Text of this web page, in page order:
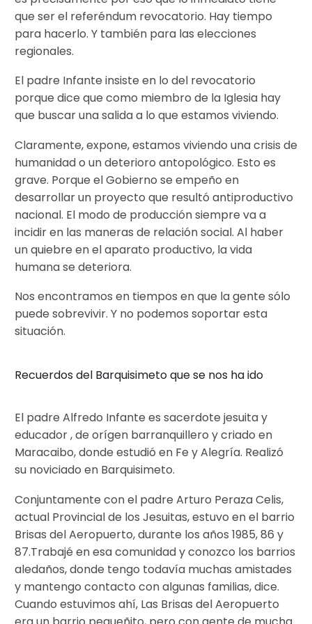
que ser el referéndum revocatorio. Hay tiempo
para hacerlo. Y también para las elecciones
regionales.
El padre Infante insiste en lo del revocatorio
porque dice que como miembro de la Iglesia hay
que buscar una salida a lo que estamos viviendo.
Claramente, expone, estamos viviendo una crisis de
humanidad o un deterioro antopológico. Esto es
grave. Porque el Gobierno se empeño en
desarrollar un proyecto que resultó antiproductivo
nacional. El modo de producción siempre va a
incidir en las maneras de relación social. Al haber
un quiebre en el aparato productivo, la vida
humana se deteriora.
Nos encontramos en tiempos en que la gente sólo
puede sobrevivir. Y no podemos soportar esta
situación.
Recuerdos del Barquisimeto que se nos ha ido
El padre Alfredo Infante es sacerdote jesuita y
educador , de orígen barranquillero y criado en
Maracaibo, donde estudió en Fe y Alegría. Realizó
su noviciado en Barquisimeto.
Conjuntamente con el padre Arturo Peraza Celis,
actual Provincial de los Jesuitas, estuvo en el barrio
Brisas del Aeropuerto, durante los años 1985, 86 y
87.Trabajé en esa comunidad y conozco los barrios
aledaños, donde tengo todavía muchas amistades
y mantengo contacto con algunas familias, dice.
Cuando estuvimos ahí, Las Brisas del Aeropuerto